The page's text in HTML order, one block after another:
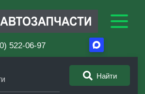
522-06-97
Найти